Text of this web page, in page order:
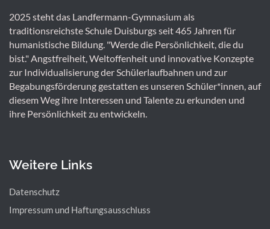
2025 steht das Landfermann-Gymnasium als
traditionsreichste Schule Duisburgs seit 465 Jahren für
humanistische Bildung. "Werde die Persönlichkeit, die du
bist." Angstfreiheit, Weltoffenheit und innovative Konzepte
zur Individualisierung der Schülerlaufbahnen und zur
Begabungsförderung gestatten es unseren Schüler*innen, auf
diesem Weg ihre Interessen und Talente zu erkunden und
ihre Persönlichkeit zu entwickeln.
Weitere Links
Datenschutz
Impressum und Haftungsausschluss